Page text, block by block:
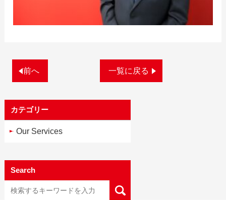
前へ 一覧に戻る
カテゴリー
Our Services
Search